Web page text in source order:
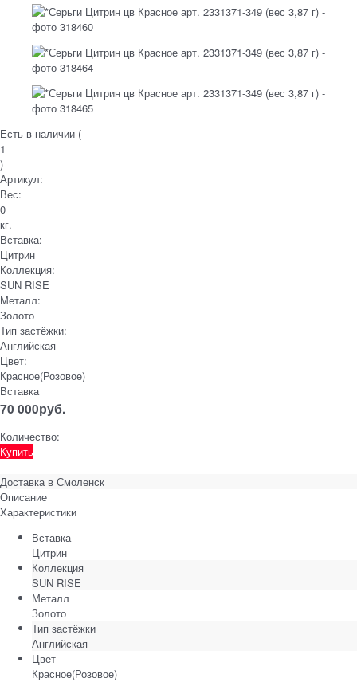
Есть в наличии (
1
)
Артикул:
Вес:
0
кг.
Вставка:
Цитрин
Коллекция:
SUN RISE
Металл:
Золото
Тип застёжки:
Английская
Цвет:
Красное(Розовое)
Вставка
70 000руб.
Количество:
Купить
Доставка в Смоленск
Описание
Характеристики
Вставка
Цитрин
Коллекция
SUN RISE
Металл
Золото
Тип застёжки
Английская
Цвет
Красное(Розовое)